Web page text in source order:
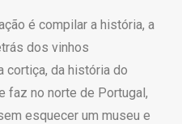
é compilar a história, a
dos vinhos
cortiça, da história do
faz no norte de Portugal,
esquecer um museu e